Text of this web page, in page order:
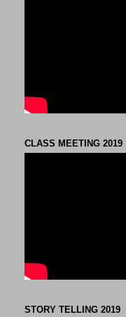
CLASS MEETING 2019
STORY TELLING 2019